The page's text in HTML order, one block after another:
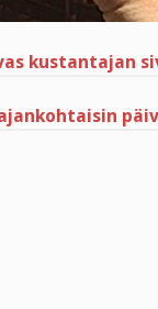
kustantajan